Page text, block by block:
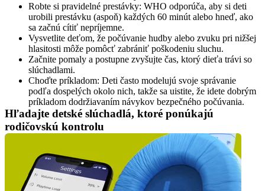
Robte si pravidelné prestávky: WHO odporúča, aby si deti
urobili prestávku (aspoň) každých 60 minút alebo hneď, ako
sa začnú cítiť nepríjemne.
Vysvetlite deťom, že počúvanie hudby alebo zvuku pri nižšej
hlasitosti môže pomôcť zabrániť poškodeniu sluchu.
Začnite pomaly a postupne zvyšujte čas, ktorý dieťa trávi so
slúchadlami.
Choďte príkladom: Deti často modelujú svoje správanie
podľa dospelých okolo nich, takže sa uistite, že idete dobrým
príkladom dodržiavaním návykov bezpečného počúvania.
Hľadajte detské slúchadlá, ktoré ponúkajú
rodičovskú kontrolu